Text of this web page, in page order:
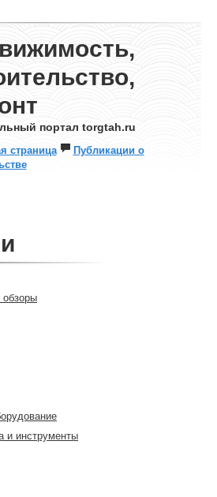
портал torgtah.ru
страница
Публикации о
обзоры
и инструменты